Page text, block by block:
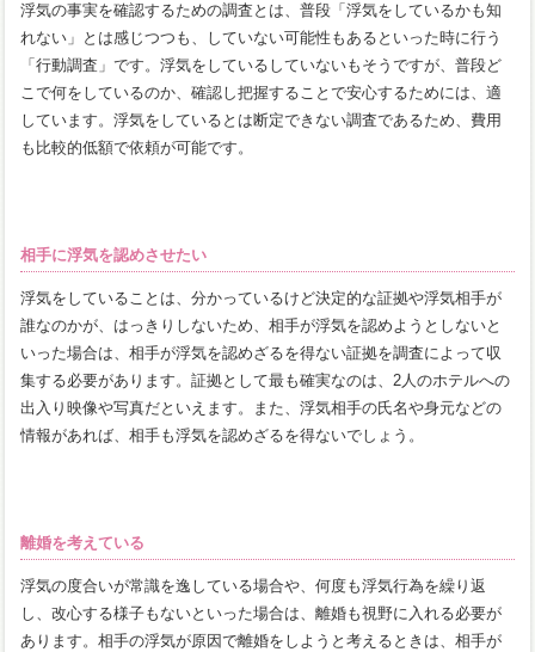
浮気の事実を確認するための調査とは、普段「浮気をしているかも知
れない」とは感じつつも、していない可能性もあるといった時に行う
「行動調査」です。浮気をしているしていないもそうですが、普段ど
こで何をしているのか、確認し把握することで安心するためには、適
しています。浮気をしているとは断定できない調査であるため、費用
も比較的低額で依頼が可能です。
相手に浮気を認めさせたい
浮気をしていることは、分かっているけど決定的な証拠や浮気相手が
誰なのかが、はっきりしないため、相手が浮気を認めようとしないと
いった場合は、相手が浮気を認めざるを得ない証拠を調査によって収
集する必要があります。証拠として最も確実なのは、2人のホテルへの
出入り映像や写真だといえます。また、浮気相手の氏名や身元などの
情報があれば、相手も浮気を認めざるを得ないでしょう。
離婚を考えている
浮気の度合いが常識を逸している場合や、何度も浮気行為を繰り返
し、改心する様子もないといった場合は、離婚も視野に入れる必要が
あります。相手の浮気が原因で離婚をしようと考えるときは、相手が